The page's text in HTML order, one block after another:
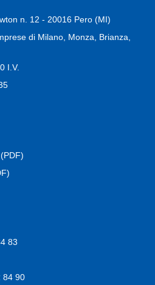
n. 12 - 20016 Pero (MI)
di Milano, Monza, Brianza,
I.V.
83
84 90